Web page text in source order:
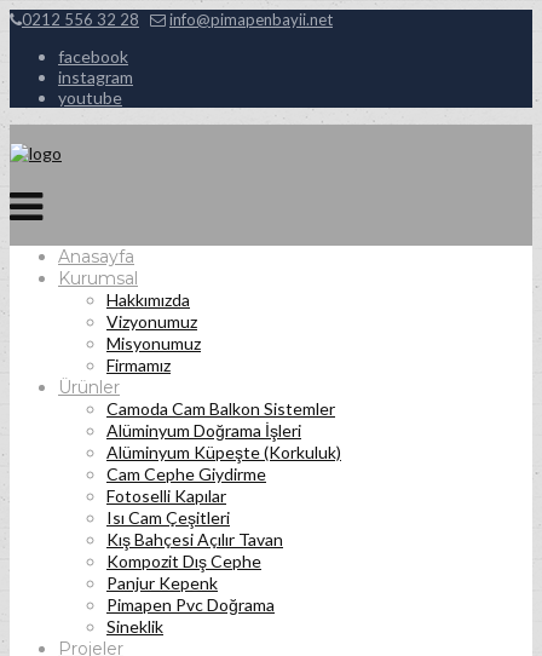
0212 556 32 28 info@pimapenbayii.net
facebook
instagram
youtube
Anasayfa
Kurumsal
Hakkımızda
Vizyonumuz
Misyonumuz
Firmamız
Ürünler
Camoda Cam Balkon Sistemler
Alüminyum Doğrama İşleri
Alüminyum Küpeşte (Korkuluk)
Cam Cephe Giydirme
Fotoselli Kapılar
Isı Cam Çeşitleri
Kış Bahçesi Açılır Tavan
Kompozit Dış Cephe
Panjur Kepenk
Pimapen Pvc Doğrama
Sineklik
Projeler